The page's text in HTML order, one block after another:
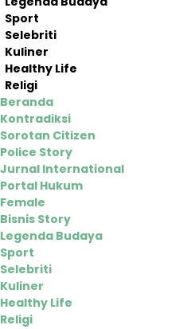
Sport
Selebriti
Kuliner
Healthy Life
Religi
Beranda
Kontradiksi
Sorotan Citizen
Police Story
Jurnal International
Portal Hukum
Female
Bisnis Story
Legenda Budaya
Sport
Selebriti
Kuliner
Healthy Life
Religi